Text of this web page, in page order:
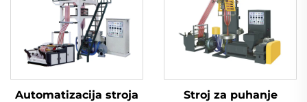
Automatizacija stroja
Stroj za puhanje